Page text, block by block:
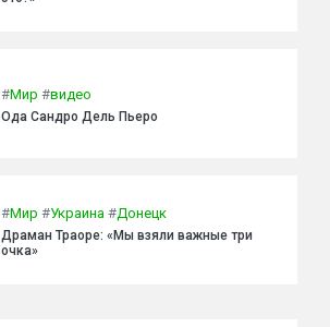
#Мир #видео
Ода Сандро Дель Пьеро
#Мир #Украина #Донецк
Драман Траоре: «Мы взяли важные три
очка»